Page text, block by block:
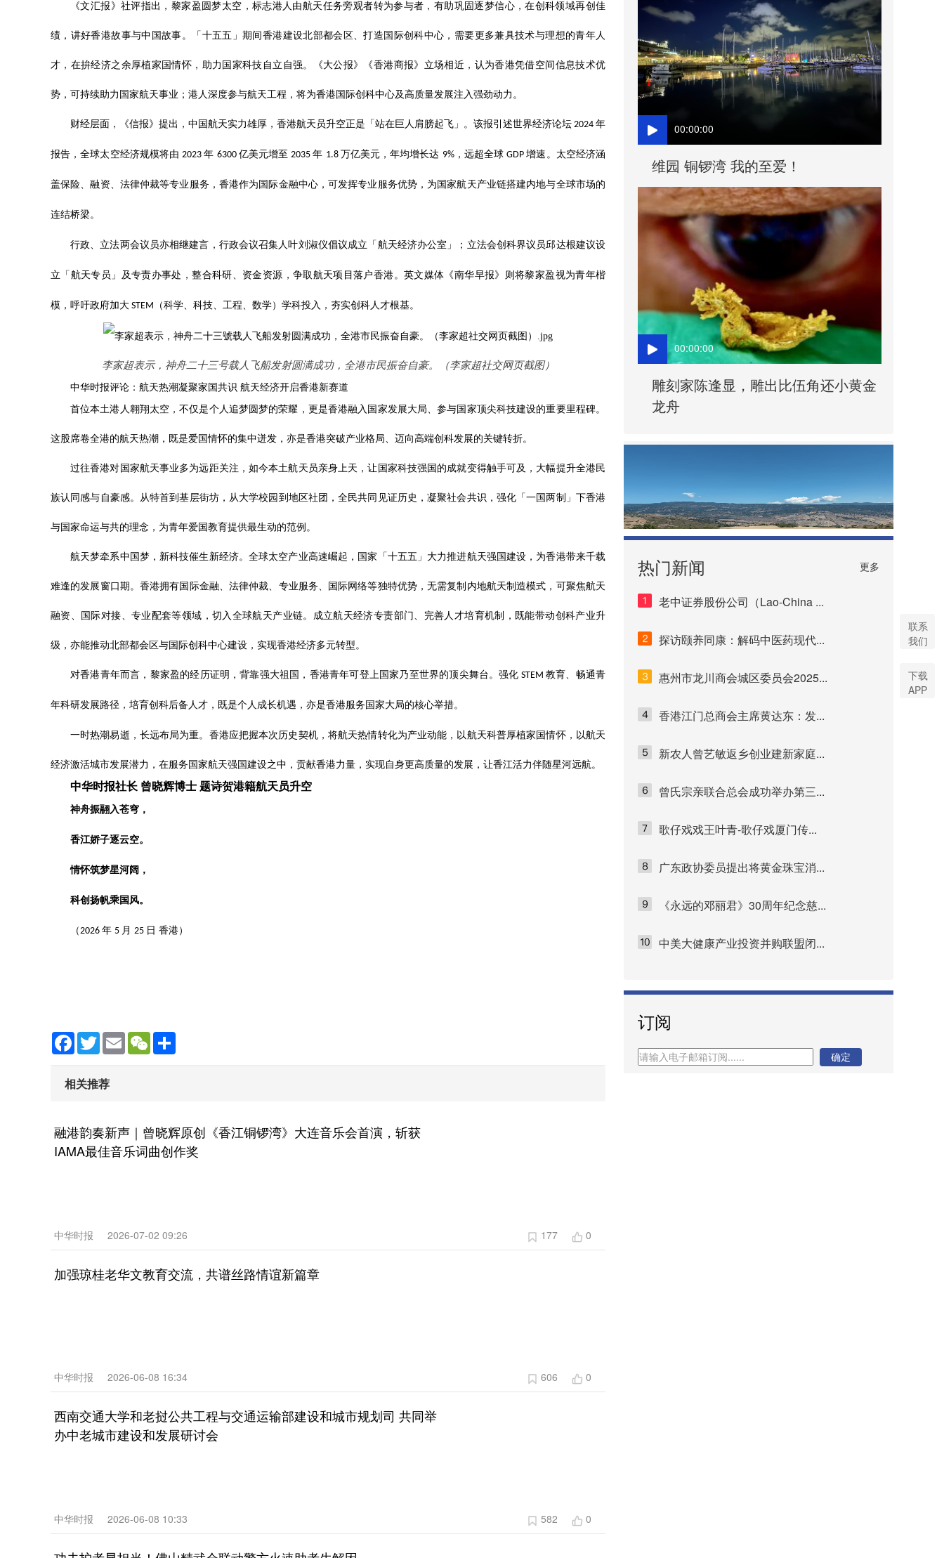
联系
我们
下载
APP
《文汇报》社评指出，黎家盈圆梦太空，标志港人由航天任务旁观者转为参与者，有助巩固逐梦信心，在创科领域再创佳
绩，讲好香港故事与中国故事。「十五五」期间香港建设北部都会区、打造国际创科中心，需要更多兼具技术与理想的青年人
才，在拚经济之余厚植家国情怀，助力国家科技自立自强。《大公报》《香港商报》立场相近，认为香港凭借空间信息技术优
势，可持续助力国家航天事业；港人深度参与航天工程，将为香港国际创科中心及高质量发展注入强劲动力。
财经层面，《信报》提出，中国航天实力雄厚，香港航天员升空正是「站在巨人肩膀起飞」。该报引述世界经济论坛 2024 年
报告，全球太空经济规模将由2023年 6300 亿美元增至2035年 1.8 万亿美元，年均增长达 9%，远超全球GDP增速。太空经济涵
盖保险、融资、法律仲裁等专业服务，香港作为国际金融中心，可发挥专业服务优势，为国家航天产业链搭建内地与全球市场的
连结桥梁。
行政、立法两会议员亦相继建言，行政会议召集人叶刘淑仪倡议成立「航天经济办公室」；立法会创科界议员邱达根建议设
立「航天专员」及专责办事处，整合科研、资金资源，争取航天项目落户香港。英文媒体《南华早报》则将黎家盈视为青年楷
模，呼吁政府加大 STEM （科学、科技、工程、数学）学科投入，夯实创科人才根基。
李家超表示，神舟二十三号载人飞船发射圆满成功，全港市民振奋自豪。（李家超社交网页截图）
中华时报评论：航天热潮凝聚家国共识 航天经济开启香港新赛道
首位本土港人翱翔太空，不仅是个人追梦圆梦的荣耀，更是香港融入国家发展大局、参与国家顶尖科技建设的重要里程碑。
这股席卷全港的航天热潮，既是爱国情怀的集中迸发，亦是香港突破产业格局、迈向高端创科发展的关键转折。
过往香港对国家航天事业多为远距关注，如今本土航天员亲身上天，让国家科技强国的成就变得触手可及，大幅提升全港民
族认同感与自豪感。从特首到基层街坊，从大学校园到地区社团，全民共同见证历史，凝聚社会共识，强化「一国两制」下香港
与国家命运与共的理念，为青年爱国教育提供最生动的范例。
航天梦牵系中国梦，新科技催生新经济。全球太空产业高速崛起，国家「十五五」大力推进航天强国建设，为香港带来千载
难逢的发展窗口期。香港拥有国际金融、法律仲裁、专业服务、国际网络等独特优势，无需复制内地航天制造模式，可聚焦航天
融资、国际对接、专业配套等领域，切入全球航天产业链。成立航天经济专责部门、完善人才培育机制，既能带动创科产业升
级，亦能推动北部都会区与国际创科中心建设，实现香港经济多元转型。
对香港青年而言，黎家盈的经历证明，背靠强大祖国，香港青年可登上国家乃至世界的顶尖舞台。强化 STEM教育、畅通青
年科研发展路径，培育创科后备人才，既是个人成长机遇，亦是香港服务国家大局的核心举措。
一时热潮易逝，长远布局为重。香港应把握本次历史契机，将航天热情转化为产业动能，以航天科普厚植家国情怀，以航天
经济激活城市发展潜力，在服务国家航天强国建设之中，贡献香港力量，实现自身更高质量的发展，让香江活力伴随星河远航。
中华时报社长 曾晓辉博士 题诗贺港籍航天员升空
神舟振翮入苍穹，
香江娇子逐云空。
情怀筑梦星河阔，
科创扬帆乘国风。
（2026 年 5 月 25 日 香港）
Facebook
TwitterEmail WeChat
相关推荐
融港韵奏新声｜曾晓辉原创《香江铜锣湾》大连音乐会首演，斩获
IAMA最佳音乐词曲创作奖
中华时报 2026-07-02 09:26 177 0
加强琼桂老华文教育交流，共谱丝路情谊新篇章
中华时报 2026-06-08 16:34 606 0
西南交通大学和老挝公共工程与交通运输部建设和城市规划司 共同举
办中老城市建设和发展研讨会
中华时报 2026-06-08 10:33 582 0
00:00:00
维园 铜锣湾 我的至爱！
00:00:00
雕刻家陈逢显，雕出比伍角还小黄金
龙舟
热门新闻 更多
老中证券股份公司（Lao-China ...
探访颐养同康：解码中医药现代...
惠州市龙川商会城区委员会2025...
香港江门总商会主席黄达东：发...
新农人曾艺敏返乡创业建新家庭...
曾氏宗亲联合总会成功举办第三...
歌仔戏戏王叶青-歌仔戏厦门传...
广东政协委员提出将黄金珠宝消...
《永远的邓丽君》30周年纪念慈...
中美大健康产业投资并购联盟闭...
订阅